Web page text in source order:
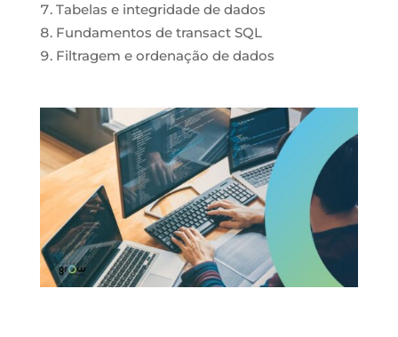
Tabelas e integridade de dados
Fundamentos de transact SQL
Filtragem e ordenação de dados